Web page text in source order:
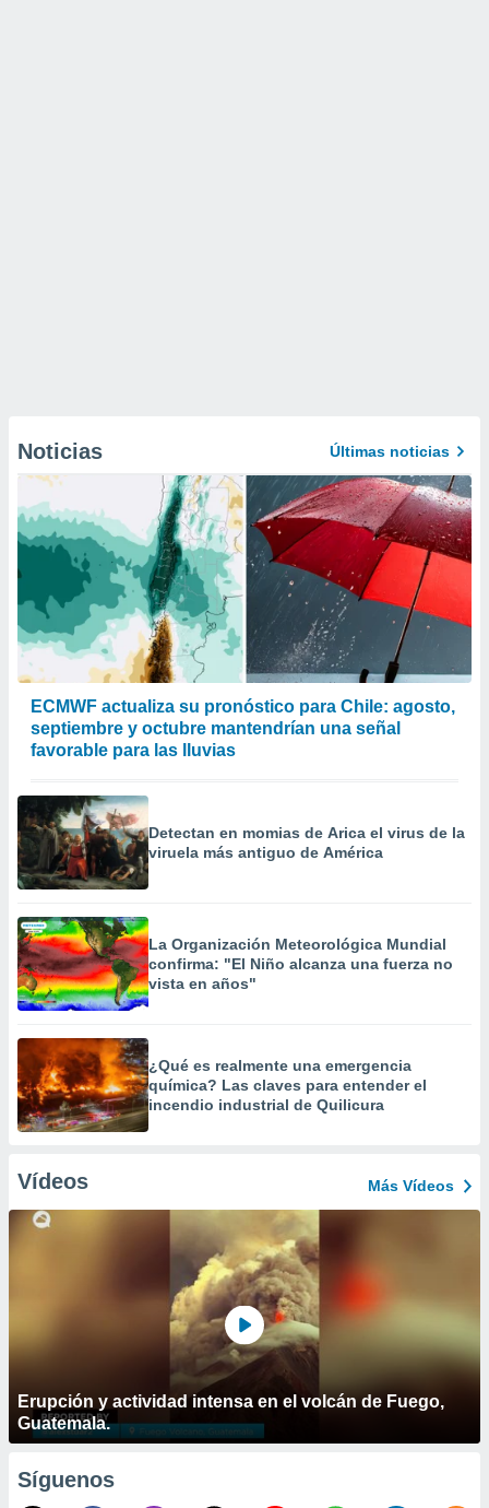
Noticias Últimas noticias
ECMWF actualiza su pronóstico para Chile: agosto,
septiembre y octubre mantendrían una señal
favorable para las lluvias
Detectan en momias de Arica el virus de la
viruela más antiguo de América
La Organización Meteorológica Mundial
confirma: "El Niño alcanza una fuerza no
vista en años"
¿Qué es realmente una emergencia
química? Las claves para entender el
incendio industrial de Quilicura
Vídeos Más Vídeos
Erupción y actividad intensa en el volcán de Fuego,
Guatemala.
Síguenos